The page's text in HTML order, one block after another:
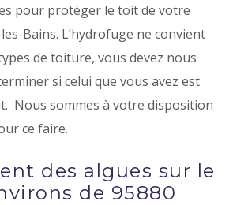
pour protéger le toit de votre
Bains. L’hydrofuge ne convient
de toiture, vous devez nous
si celui que vous avez est
Nous sommes à votre disposition
ce faire.
des algues sur le
de 95880